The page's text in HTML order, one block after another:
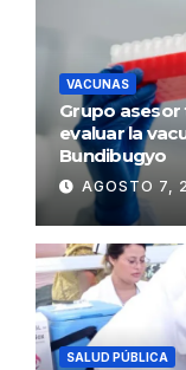
VACUNAS
Grupo asesor
evaluar la
Bundibugyo
AGOSTO 7,
SALUD PÚBLICA